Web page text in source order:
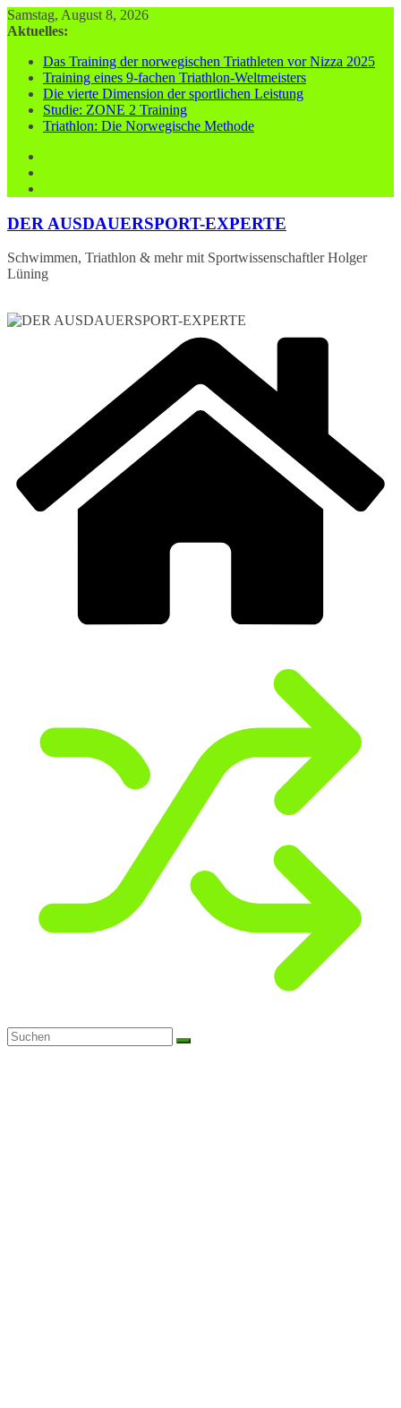
Zum
Inhalt
Samstag, August 8, 2026
Aktuelles:
Das Training der norwegischen Triathleten vor Nizza 2025
Training eines 9-fachen Triathlon-Weltmeisters
Die vierte Dimension der sportlichen Leistung
Studie: ZONE 2 Training
Triathlon: Die Norwegische Methode
DER AUSDAUERSPORT-EXPERTE
Schwimmen, Triathlon & mehr mit Sportwissenschaftler Holger
Lüning